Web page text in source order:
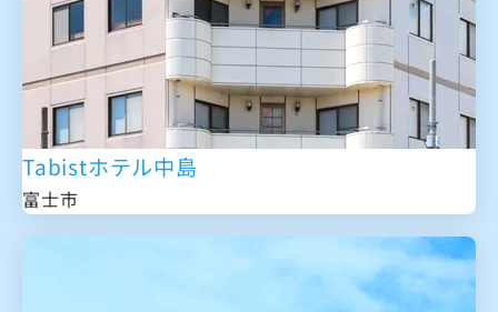
Tabistホテル中島
富士市